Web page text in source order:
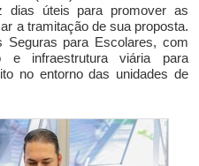
dias úteis para promover as
a tramitação de sua proposta.
Seguras para Escolares, com
e infraestrutura viária para
no entorno das unidades de